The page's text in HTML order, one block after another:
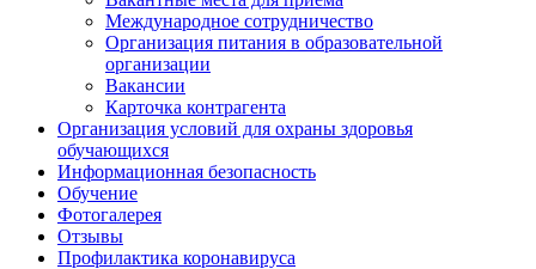
Международное сотрудничество
Организация питания в образовательной
организации
Вакансии
Карточка контрагента
Организация условий для охраны здоровья
обучающихся
Информационная безопасность
Обучение
Фотогалерея
Отзывы
Профилактика коронавируса